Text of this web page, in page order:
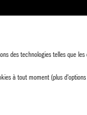
des technologies telles que
à tout moment (plus